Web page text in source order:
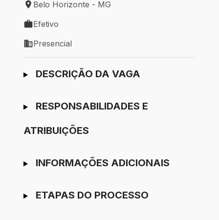
Local de trabalho: Belo Horizonte - MG
Belo Horizonte - MG
Tipo de vaga: Efetivo
Efetivo
Modelo de trabalho: Presencial
Presencial
Ir para candidatura
DESCRIÇÃO DA VAGA
RESPONSABILIDADES E
ATRIBUIÇÕES
INFORMAÇÕES ADICIONAIS
ETAPAS DO PROCESSO